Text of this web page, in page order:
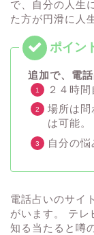
で、自分の人生
た方が円滑に人
追加で、電
２４時
場所は問
は可能。
自分の悩
電話占いのサイ
がいます。 テレ
知る当たると噂